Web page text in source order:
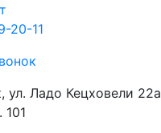
20-11
ул. Ладо Кецховели 22а
101